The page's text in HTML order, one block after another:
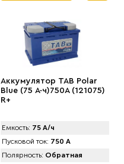
Аккумулятор TAB Polar
Blue (75 А·ч)750А (121075)
R+
Емкость: 75 А/ч
Пусковой ток: 750 А
Полярность: Обратная